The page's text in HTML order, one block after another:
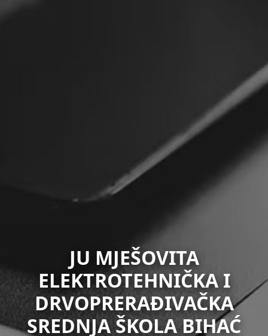
JU MJEŠOVITA
ELEKTROTEHNIČKA I
DRVOPRERAĐIVAČKA
SREDNJA ŠKOLA BIHAĆ